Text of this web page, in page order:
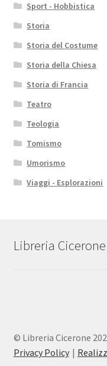
Sport - Hobbistica
Storia
Storia del Costume
Storia della Chiesa
Storia di Francia
Teatro
Teologia
Tomismo
Umorismo
Viaggi - Esplorazioni
Libreria
© Libreria Cicerone
Privacy Policy